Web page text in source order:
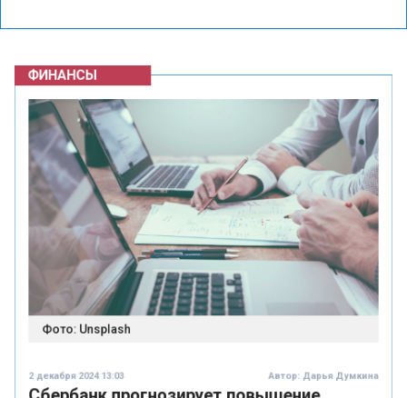
ФИНАНСЫ
Фото: Unsplash
Сбербанк прогнозирует повышение